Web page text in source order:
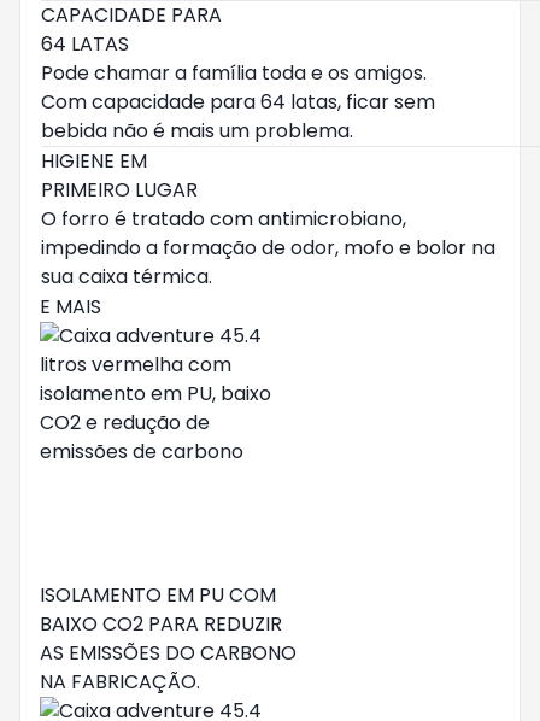
CAPACIDADE PARA
64 LATAS
Pode chamar a família toda e os amigos.
Com capacidade para 64 latas, ficar sem
bebida não é mais um problema.
HIGIENE EM
PRIMEIRO LUGAR
O forro é tratado com antimicrobiano,
impedindo a formação de odor, mofo e bolor na
sua caixa térmica.
E MAIS
ISOLAMENTO EM PU COM
BAIXO CO2 PARA REDUZIR
AS EMISSÕES DO CARBONO
NA FABRICAÇÃO.